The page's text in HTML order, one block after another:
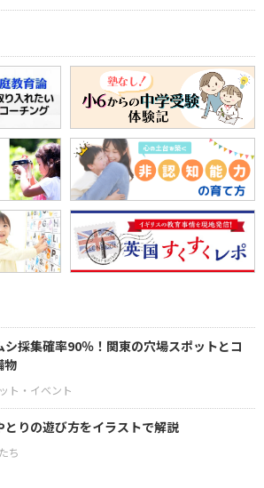
シ採集確率90％！関東の穴場スポットとコ
物
とりの遊び方をイラストで解説